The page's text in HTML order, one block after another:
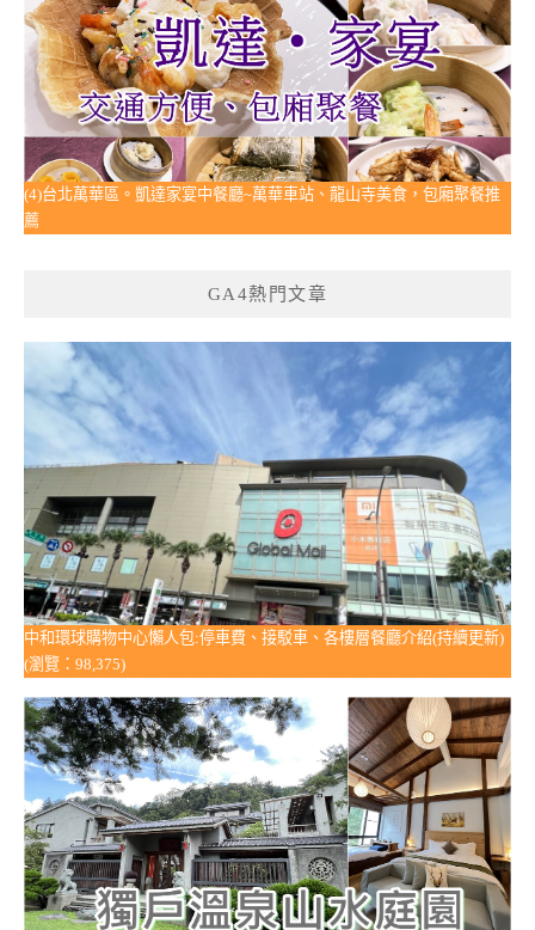
(4)台北萬華區。凱達家宴中餐廳~萬華車站、龍山寺美食，包廂聚餐推
薦
GA4熱門文章
中和環球購物中心懶人包:停車費、接駁車、各樓層餐廳介紹(持續更新)
(瀏覽：98,375)